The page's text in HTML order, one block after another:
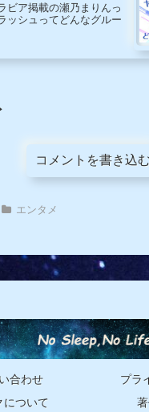
ビア掲載の瀬乃まりんっ
ッシュってどんなグルー
コメントを書き込
エンタメ
合わせ
プラ
について